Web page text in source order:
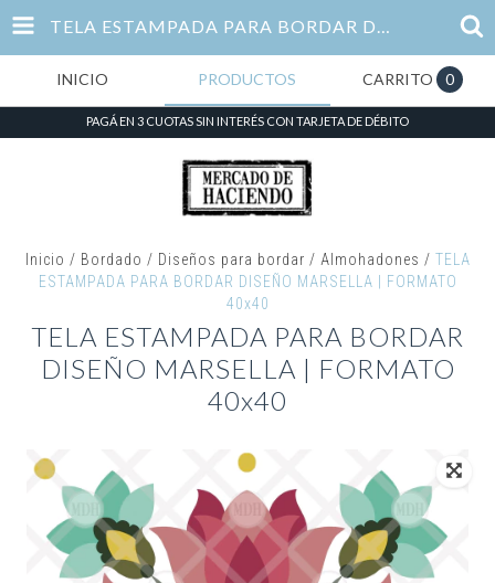
TELA ESTAMPADA PARA BORDAR DISEÑO MARSELLA | FORMATO 40X40
INICIO PRODUCTOS CARRITO 0
PAGÁ EN 3 CUOTAS SIN INTERÉS CON TARJETA DE DÉBITO
Inicio / Bordado / Diseños para bordar / Almohadones / TELA
ESTAMPADA PARA BORDAR DISEÑO MARSELLA | FORMATO
40x40
TELA ESTAMPADA PARA BORDAR
DISEÑO MARSELLA | FORMATO
40x40